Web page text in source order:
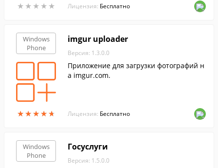
★ ★ ★ ★ ★
★ ★ ★ ★ ★ Лицензия: Бесплатно
Windows
Phone
★★★★★
★★★★★
imgur uploader
Версия: 1.3.0.0
Приложение для загрузки фотографий н
а imgur.com.
Лицензия: Бесплатно
Windows
Phone
Госуслуги
Версия: 1.5.0.0